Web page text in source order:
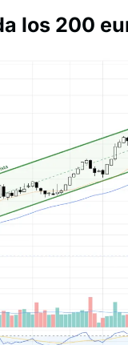
los 200